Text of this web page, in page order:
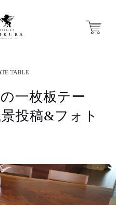
STORE
ら探す
HOME
一枚板テー
投稿&フォト